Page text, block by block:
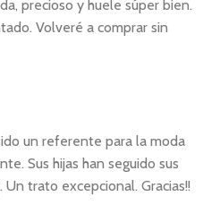
precioso y huele súper bien.
Volveré a comprar sin
un referente para la moda
Sus hijas han seguido sus
trato excepcional. Gracias!!